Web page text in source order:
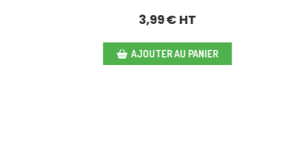
3,99€ HT
AJOUTER AU PANIER